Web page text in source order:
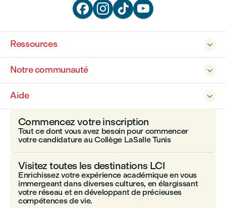
   

Ressources

Notre communauté

Aide
Commencez votre inscription
Tout ce dont vous avez besoin pour commencer
votre candidature au Collège LaSalle Tunis
Visitez toutes les destinations LCI
Enrichissez votre expérience académique en vous
immergeant dans diverses cultures, en élargissant
votre réseau et en développant de précieuses
compétences de vie.